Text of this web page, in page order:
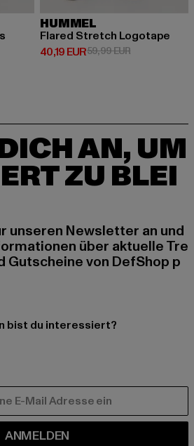
59,99 EUR
HUMMEL
Flared Stretch Logotape
40,19 EUR
Derzeitiger Preis: 40,19 EUR
59,99 EURAktionspreis:
AN, UM
ZU BLEI
unseren Newsletter an und
über aktuelle Tre
Gutscheine von DefShop p
bist du interessiert?
ANMELDEN